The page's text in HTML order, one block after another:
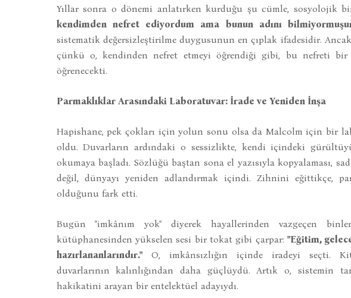
Yıllar sonra o dönemi anlatırken kurduğu şu cümle, sosyolojik
kendimden nefret ediyordum ama bunun adını
sistematik değersizleştirilme duygusunun en çıplak ifadesidir.
çünkü o, kendinden nefret etmeyi öğrendiği gibi, bu nefreti bir
öğrenecekti.
Parmaklıklar Arasındaki Laboratuvar: İrade ve Yeniden İnşa
Hapishane, pek çokları için yolun sonu olsa da Malcolm için bir
oldu. Duvarların ardındaki o sessizlikte, kendi içindeki
okumaya başladı. Sözlüğü baştan sona el yazısıyla kopyalaması,
değil, dünyayı yeniden adlandırmak içindi. Zihnini eğittikçe,
olduğunu fark etti.
Bugün "imkânım yok" diyerek hayallerinden vazgeçen
kütüphanesinden yükselen sesi bir tokat gibi çarpar:"Eğitim,
hazırlananlarındır."O, imkânsızlığın içinde iradeyi seçti.
duvarlarının kalınlığından daha güçlüydü. Artık o, sistemin
hakikatini arayan bir entelektüel adayıydı.